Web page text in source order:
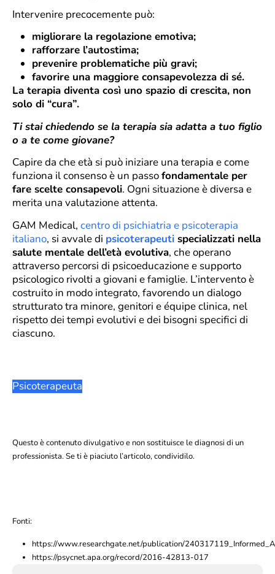
Intervenire precocemente può:
migliorare la regolazione emotiva;
rafforzare l’autostima;
prevenire problematiche più gravi;
favorire una maggiore consapevolezza di sé.
La terapia diventa così uno spazio di crescita, non
solo di “cura”.
Ti stai chiedendo se la terapia sia adatta a tuo figlio
o a te come giovane?
Capire da che età si può iniziare una terapia e come
funziona il consenso è un passofondamentale per
fare scelte consapevoli. Ogni situazione è diversa e
merita una valutazione attenta.
GAM Medical, centro di psichiatria e psicoterapia
italiano, si avvale di psicoterapeuti specializzati nella
salute mentale dell’età evolutiva, che operano
attraverso percorsi di psicoeducazione e supporto
psicologico rivolti a giovani e famiglie. L’intervento è
costruito in modo integrato, favorendo un dialogo
strutturato tra minore, genitori e équipe clinica, nel
rispetto dei tempi evolutivi e dei bisogni specifici di
ciascuno.
Psicoterapeuta
Questo è contenuto divulgativo e non sostituisce le diagnosi di un
professionista. Se ti è piaciuto l’articolo, condividilo.
Fonti:
https://www.researchgate.net/publication/
https://psycnet.apa.org/record/2016-42813-017